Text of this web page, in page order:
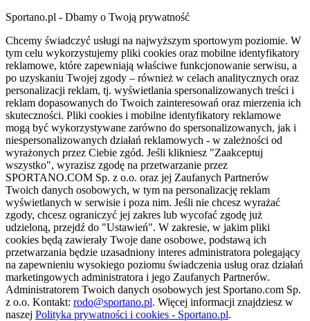
Sportano.pl - Dbamy o Twoją prywatność
Chcemy świadczyć usługi na najwyższym sportowym poziomie. W
tym celu wykorzystujemy pliki cookies oraz mobilne identyfikatory
reklamowe, które zapewniają właściwe funkcjonowanie serwisu, a
po uzyskaniu Twojej zgody – również w celach analitycznych oraz
personalizacji reklam, tj. wyświetlania spersonalizowanych treści i
reklam dopasowanych do Twoich zainteresowań oraz mierzenia ich
skuteczności. Pliki cookies i mobilne identyfikatory reklamowe
mogą być wykorzystywane zarówno do spersonalizowanych, jak i
niespersonalizowanych działań reklamowych - w zależności od
wyrażonych przez Ciebie zgód. Jeśli klikniesz "Zaakceptuj
wszystko", wyrazisz zgodę na przetwarzanie przez
SPORTANO.COM Sp. z o.o. oraz jej Zaufanych Partnerów
Twoich danych osobowych, w tym na personalizację reklam
wyświetlanych w serwisie i poza nim. Jeśli nie chcesz wyrażać
zgody, chcesz ograniczyć jej zakres lub wycofać zgodę już
udzieloną, przejdź do "Ustawień". W zakresie, w jakim pliki
cookies będą zawierały Twoje dane osobowe, podstawą ich
przetwarzania będzie uzasadniony interes administratora polegający
na zapewnieniu wysokiego poziomu świadczenia usług oraz działań
marketingowych administratora i jego Zaufanych Partnerów.
Administratorem Twoich danych osobowych jest Sportano.com Sp.
z o.o. Kontakt: rodo@sportano.pl. Więcej informacji znajdziesz w
naszej Polityka prywatności i cookies - Sportano.pl.